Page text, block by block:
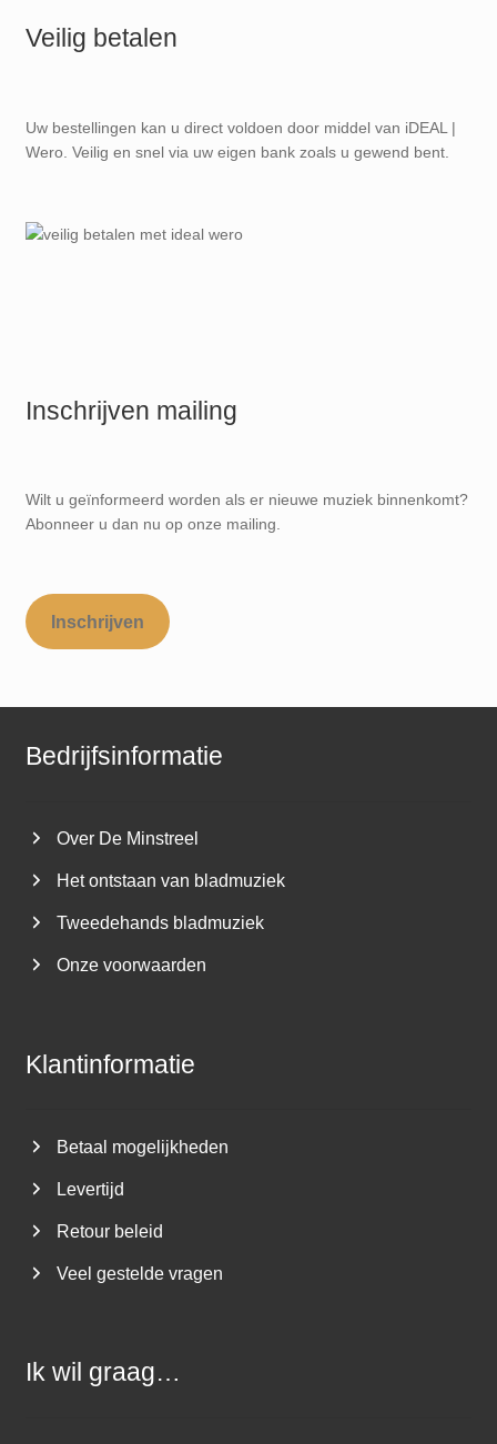
Veilig betalen
Uw bestellingen kan u direct voldoen door middel van iDEAL |
Wero. Veilig en snel via uw eigen bank zoals u gewend bent.
Inschrijven mailing
Wilt u geïnformeerd worden als er nieuwe muziek binnenkomt?
Abonneer u dan nu op onze mailing.
Inschrijven
Bedrijfsinformatie
Over De Minstreel
Het ontstaan van bladmuziek
Tweedehands bladmuziek
Onze voorwaarden
Klantinformatie
Betaal mogelijkheden
Levertijd
Retour beleid
Veel gestelde vragen
Ik wil graag…